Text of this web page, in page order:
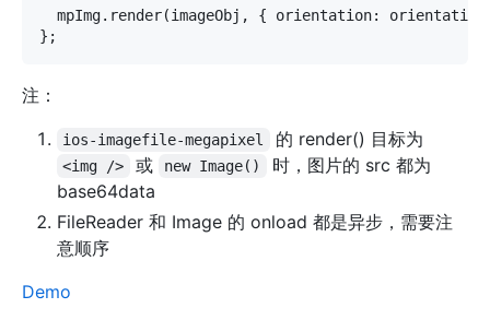
mpImg.render(imageObj, { orientation:
注：
ios-imagefile-megapixel 的 render() 目标为
<img /> 或 new Image()
时，图片的 src 都为
base64data
FileReader 和 Image 的 onload 都是异步，需要注
意顺序
Demo